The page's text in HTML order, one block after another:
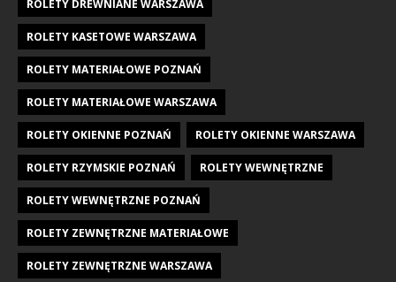
ROLETY DREWNIANE WARSZAWA
ROLETY KASETOWE WARSZAWA
ROLETY MATERIAŁOWE POZNAŃ
ROLETY MATERIAŁOWE WARSZAWA
ROLETY OKIENNE POZNAŃ ROLETY OKIENNE WARSZAWA
ROLETY RZYMSKIE POZNAŃ ROLETY WEWNĘTRZNE
ROLETY WEWNĘTRZNE POZNAŃ
ROLETY ZEWNĘTRZNE MATERIAŁOWE
ROLETY ZEWNĘTRZNE WARSZAWA